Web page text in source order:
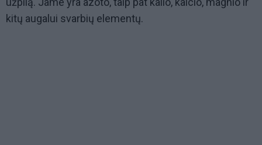
kitų augalui svarbių elementų.